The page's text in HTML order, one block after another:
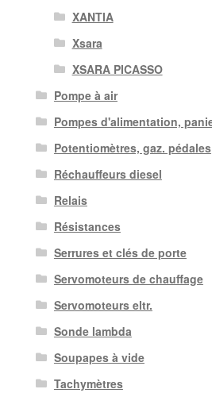
XANTIA
Xsara
XSARA PICASSO
Pompe à air
Pompes d'alimentation,
Potentiomètres, gaz. pédales
Réchauffeurs diesel
Relais
Résistances
Serrures et clés de porte
Servomoteurs de chauffage
Servomoteurs eltr.
Sonde lambda
Soupapes à vide
Tachymètres